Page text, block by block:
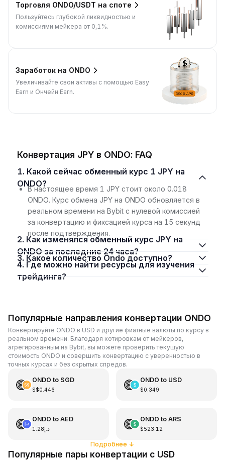
Торговля ONDO/USDT на споте
Пользуйтесь глубокой ликвидностью и
комиссиями мейкера от 0,1%.
Заработок на ONDO
Увеличивайте свои активы с помощью Easy
Earn и Ончейн Earn.
Конвертация JPY в ONDO: FAQ
1. Какой сейчас обменный курс 1 JPY на
ONDO?
В настоящее время 1 JPY стоит около 0.018
ONDO. Курс обмена JPY на ONDO обновляется в
реальном времени на Bybit с нулевой комиссией
за конвертацию и фиксацией курса на 15 секунд
после подтверждения.
2. Как изменялся обменный курс JPY на
ONDO за последние 24 часа?
3. Какое количество Ondo доступно?
4. Где можно найти ресурсы для изучения
трейдинга?
Популярные направления конвертации ONDO
Конвертируйте ONDO в USD и другие фиатные валюты по курсу в
реальном времени. Благодаря котировкам от мейкеров,
агрегированным на Bybit, вы можете проверить текущую
стоимость ONDO и совершить конвертацию с уверенностью в
точных курсах и без скрытых спредов.
ONDO to SGD
S$0.446
ONDO to USD
$0.349
ONDO to AED
د.إ1.28
ONDO to ARS
$523.12
Подробнее ↓
Популярные пары конвертации с USD